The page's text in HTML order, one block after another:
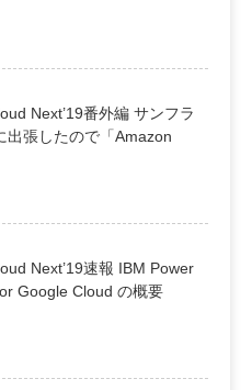
Next’19番外編 サンフラ
出張したので「Amazon
Next’19速報 IBM Power
Google Cloud の概要